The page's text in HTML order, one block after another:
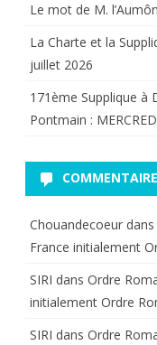
Le mot de M.
La Charte et la
juillet 2026
171ème Supplique à
Pontmain :
Chouandecoeur dans
France initialement
SIRI dans Ordre
initialement Ordre
SIRI dans Ordre